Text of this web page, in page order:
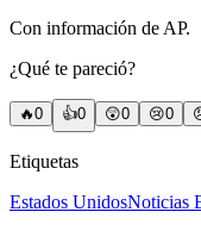
Con información de AP.
¿Qué te pareció?
🔥0 👍0 😲0 😢0
Etiquetas
Estados UnidosNoticias